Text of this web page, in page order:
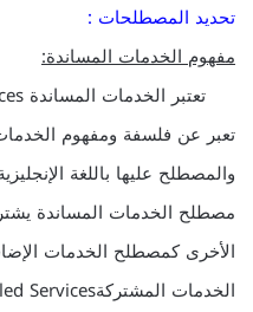
تحديد المصطلحات :
مفهوم الخدمات المساندة:
تعبر عن فلسفة ومفهوم الخدمات
مصطلح الخدمات المساندة